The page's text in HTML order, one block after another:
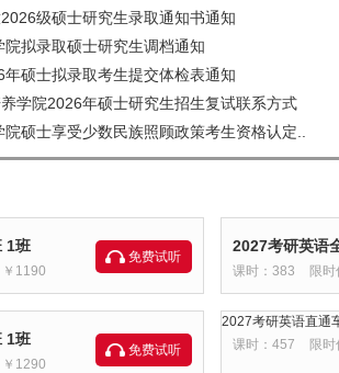
级硕士研究生录取通知书通知
拟录取硕士研究生调档通知
硕士拟录取考生提交体检表通知
学院2026年硕士研究生招生复试联系方式
硕士享受少数民族照顾政策考生资格认定..
1班
￥1190
免费试听
2027考研英语
课时：383 限
1班
￥1290
免费试听
2027考研英语直通
课时：457
限